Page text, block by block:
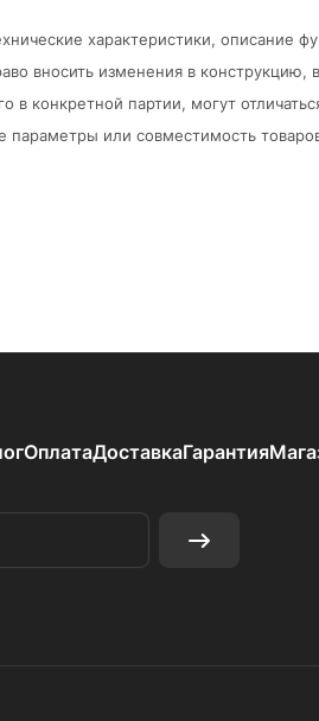
характеристики, описание
вносить изменения в
в конкретной партии, могут
или совместимость
ОплатаДоставкаГарантия